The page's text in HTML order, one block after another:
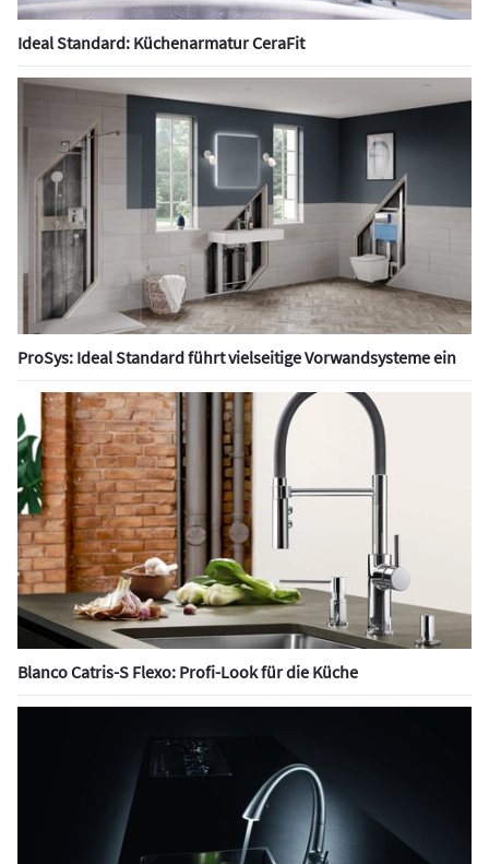
Ideal Standard: Küchenarmatur CeraFit
ProSys: Ideal Standard führt vielseitige Vorwandsysteme ein
Blanco Catris-S Flexo: Profi-Look für die Küche